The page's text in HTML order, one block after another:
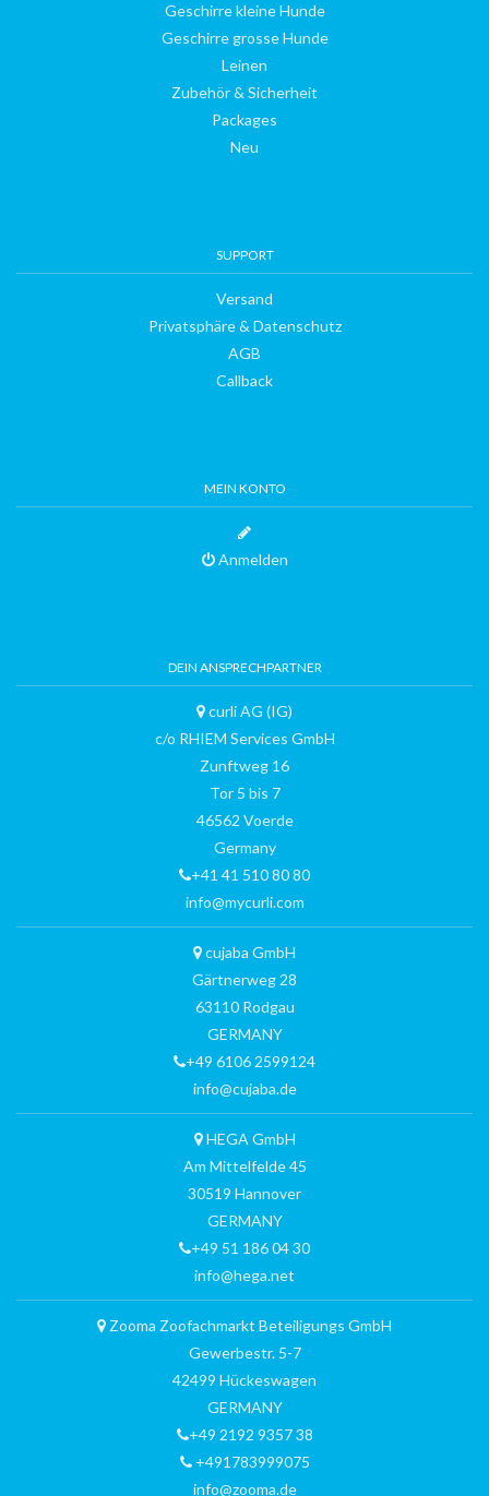
DogFinder™Geschirre kleine Hunde
Geschirre grosse Hunde
Leinen
Zubehör & Sicherheit
Packages
Neu
SUPPORT
Versand
Privatsphäre & Datenschutz
AGB
Callback
MEIN KONTO
Anmelden
DEIN ANSPRECHPARTNER
curli AG (IG)
c/o RHIEM Services GmbH
Zunftweg 16
Tor 5 bis 7
46562 Voerde
Germany
+41 41 510 80 80
info@mycurli.com
cujaba GmbH
Gärtnerweg 28
63110 Rodgau
GERMANY
+49 6106 2599124
info@cujaba.de
HEGA GmbH
Am Mittelfelde 45
30519 Hannover
GERMANY
+49 51 186 04 30
info@hega.net
Zooma Zoofachmarkt Beteiligungs GmbH
Gewerbestr. 5-7
42499 Hückeswagen
GERMANY
+49 2192 9357 38
+491783999075
info@zooma.de